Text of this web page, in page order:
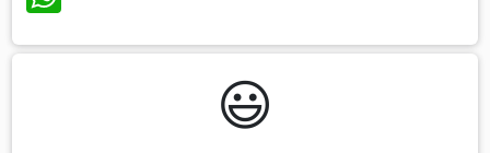
😃️